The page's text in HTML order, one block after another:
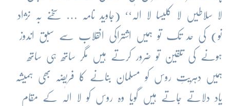
لا سلاطیں لا کلیسا لا الٰہ‘‘ (جاوید نامہ … سخنے بہ نژاد
نو) کی حد تک تو ہمیں اشتراکی انقلاب سے سبق اندوز
ہونے کی تلقین تو ضرور کرتے ہیں مگر ساتھ ہی ساتھ
ہمیں دہریتِ روس کو مسلمان بنانے کا فریضہ بھی ہمیشہ
یاد دلاتے جاتے ہیں گویا وہ روس کو لا الٰہ کے مقام